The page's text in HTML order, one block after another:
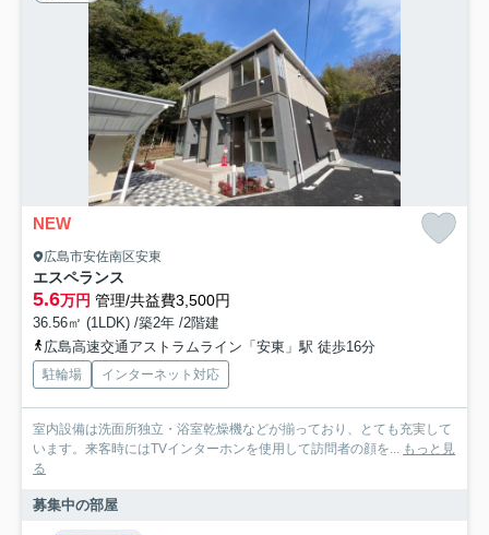
NEW
広島市安佐南区安東
エスペランス
5.6万円 管理/共益費3,500円
36.56㎡ (1LDK) /築2年 /2階建
広島高速交通アストラムライン「安東」駅 徒歩16分
駐輪場 インターネット対応
室内設備は洗面所独立・浴室乾燥機などが揃っており、とても充実して
います。来客時にはTVインターホンを使用して訪問者の顔を...
もっと見
る
募集中の部屋